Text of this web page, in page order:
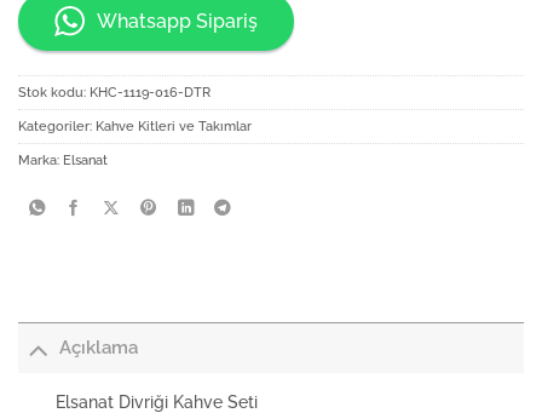
Whatsapp Sipariş
Stok kodu: KHC-1119-016-DTR
Kategoriler: Kahve Kitleri ve Takımlar
Marka: Elsanat
Açıklama
Elsanat Divriği Kahve Seti